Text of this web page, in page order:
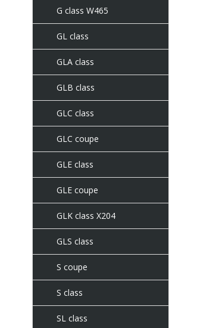
G class W465
GL class
GLA class
GLB class
GLC class
GLC coupe
GLE class
GLE coupe
GLK class X204
GLS class
S coupe
S class
SL class